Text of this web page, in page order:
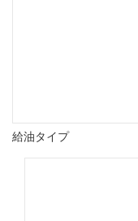
給油タイプ